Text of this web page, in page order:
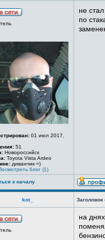
01 июл 2017,
51
Новороссийск
Toyota Vista Ardeo
диванчик =)
блог (1)
не
по
к началу
kot_
на